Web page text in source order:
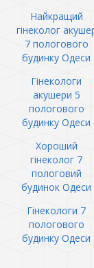
Найкращий
гінеколог
7 пологового
будинку Одеси
Гінекологи
акушери 5
пологового
будинку Одеси
Хороший
гінеколог 7
пологовий
будинок Одеси
Гінекологи 7
пологового
будинку Одеси